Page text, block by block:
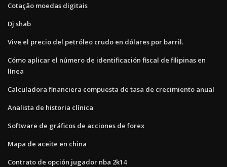
Cotação moedas digitais
Dj shab
Vive el precio del petróleo crudo en dólares por barril.
Cómo aplicar el número de identificación fiscal de filipinas en
línea
Calculadora financiera compuesta de tasa de crecimiento anual
Analista de historia clínica
Software de gráficos de acciones de forex
Mapa de aceite en china
Contrato de opción jugador nba 2k14